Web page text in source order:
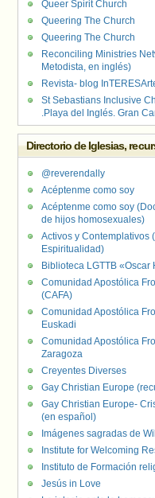
Queer Spirit Church
Queering The Church
Queering The Church
Reconciling Ministries
Metodista, en inglés)
Revista- blog
St Sebastians Inclusive
.Playa del Inglés. Gran
Directorio de Iglesias,
@reverendally
Acéptenme como soy
Acéptenme como soy
de hijos homosexuales)
Activos y Contemplativos
Espiritualidad)
Biblioteca LGTTB
Comunidad Apostólica
(CAFA)
Comunidad Apostólica
Euskadi
Comunidad Apostólica
Zaragoza
Creyentes Diverses
Gay Christian Europe
Gay Christian Europe-
(en español)
Imágenes sagradas de
Institute for Welcoming
Instituto de Formación
Jesús in Love